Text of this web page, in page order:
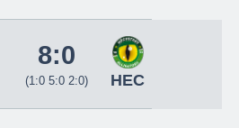
8:0
(1:0 5:0 2:0) HEC